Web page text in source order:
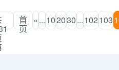
首
页
«...102030...102103